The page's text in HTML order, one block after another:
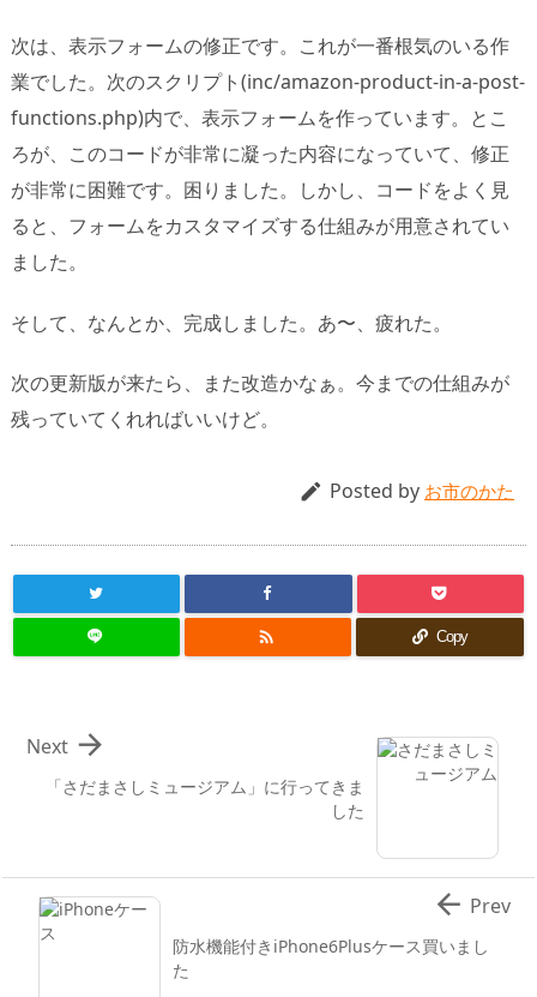
次は、表示フォームの修正です。これが一番根気のいる作
業でした。次のスクリプト(inc/amazon-product-in-a-post-
functions.php)内で、表示フォームを作っています。とこ
ろが、このコードが非常に凝った内容になっていて、修正
が非常に困難です。困りました。しかし、コードをよく見
ると、フォームをカスタマイズする仕組みが用意されてい
ました。
そして、なんとか、完成しました。あ〜、疲れた。
次の更新版が来たら、また改造かなぁ。今までの仕組みが
残っていてくれればいいけど。
 Posted by お市のかた
 Copy
「さだまさしミュージアム」に行ってきま
した

Next
防水機能付きiPhone6Plusケース買いまし
た
 Prev